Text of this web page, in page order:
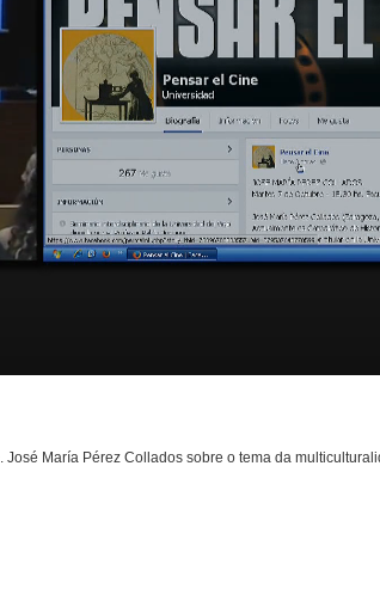
María Pérez Collados sobre o tema da